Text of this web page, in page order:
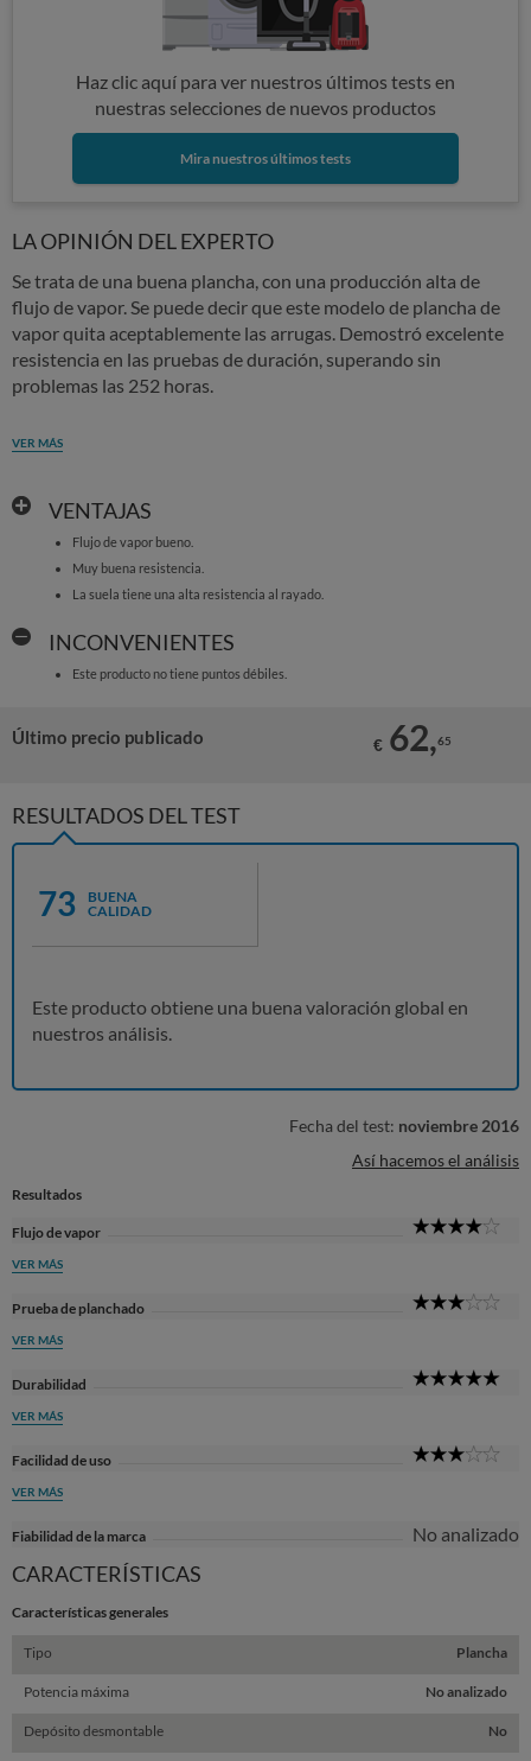
Haz clic aquí para ver nuestros últimos tests en
nuestras selecciones de nuevos productos
Mira nuestros últimos tests
LA OPINIÓN DEL EXPERTO
Se trata de una buena plancha, con una producción alta de
flujo de vapor. Se puede decir que este modelo de plancha de
vapor quita aceptablemente las arrugas. Demostró excelente
resistencia en las pruebas de duración, superando sin
problemas las 252 horas.
VER MÁS
VENTAJAS
Flujo de vapor bueno.
Muy buena resistencia.
La suela tiene una alta resistencia al rayado.
INCONVENIENTES
Este producto no tiene puntos débiles.
Último precio publicado € 62,65
RESULTADOS DEL TEST
73
BUENA
CALIDAD
Este producto obtiene una buena valoración global en
nuestros análisis.
Fecha del test: noviembre 2016
Así hacemos el análisis
Resultados
Flujo de vapor
VER MÁS
Prueba de planchado
VER MÁS
Durabilidad
VER MÁS
Facilidad de uso
VER MÁS
Fiabilidad de la marca No analizado
CARACTERÍSTICAS
Características generales
Tipo Plancha
Potencia máxima No analizado
Depósito desmontable No